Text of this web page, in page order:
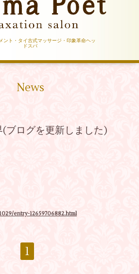
ント・タイ古式マッサージ・印象革命ヘッ
ドスパ
News
ブログを更新しました)
entry-12659706882.html
1